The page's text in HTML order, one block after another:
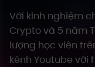
Với kinh nghiệm
Crypto và 5 năm
lượng học viên
kênh Youtube với